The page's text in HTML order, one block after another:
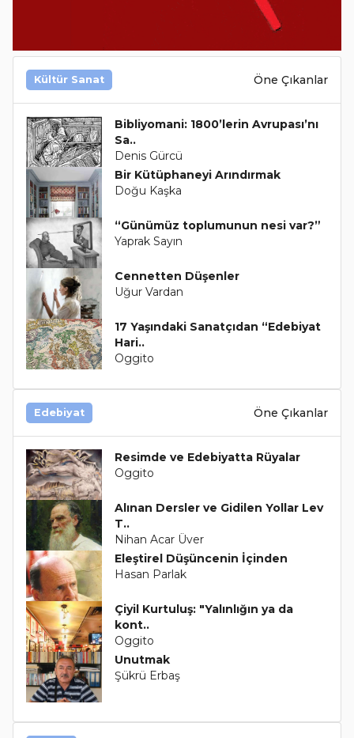
Kültür Sanat Öne Çıkanlar
Bibliyomani: 1800’lerin Avrupası’nı
Sa..
Denis Gürcü
Bir Kütüphaneyi Arındırmak
Doğu Kaşka
“Günümüz toplumunun nesi var?”
Yaprak Sayın
Cennetten Düşenler
Uğur Vardan
17 Yaşındaki Sanatçıdan “Edebiyat
Hari..
Oggito
Edebiyat Öne Çıkanlar
Resimde ve Edebiyatta Rüyalar
Oggito
Alınan Dersler ve Gidilen Yollar Lev
T..
Nihan Acar Üver
Eleştirel Düşüncenin İçinden
Hasan Parlak
Çiyil Kurtuluş: "Yalınlığın ya da
kont..
Oggito
Unutmak
Şükrü Erbaş